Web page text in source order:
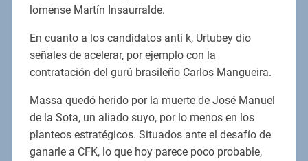
lomense Martín Insaurralde.
En cuanto a los candidatos anti k, Urtubey dio
señales de acelerar, por ejemplo con la
contratación del gurú brasileño Carlos Mangueira.
Massa quedó herido por la muerte de José Manuel
de la Sota, un aliado suyo, por lo menos en los
planteos estratégicos. Situados ante el desafío de
ganarle a CFK, lo que hoy parece poco probable,